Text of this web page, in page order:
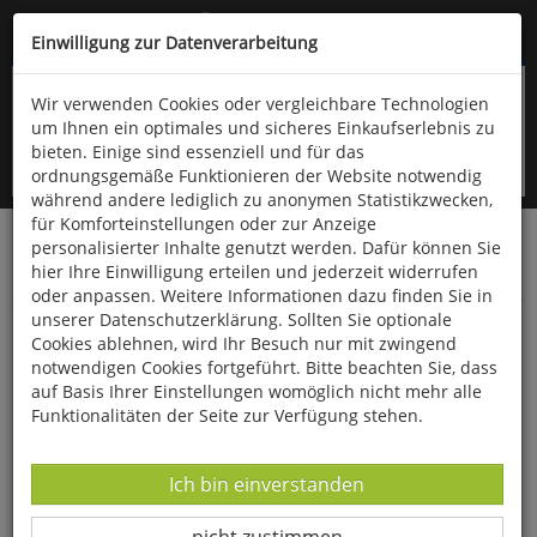
Kompletten Head der Seite überspringen
oder (06766) 9323-960
Startseite Bücher Downloads
Zeitschriften
Der Falke
Bemerkenswerte Reise eines jungen
Brachvogels
Einwilligung zur Datenverarbeitung
Wir verwenden Cookies oder vergleichbare Technologien
um Ihnen ein optimales und sicheres Einkaufserlebnis zu
bieten. Einige sind essenziell und für das
ordnungsgemäße Funktionieren der Website notwendig
während andere lediglich zu anonymen Statistikzwecken,
für Komforteinstellungen oder zur Anzeige
personalisierter Inhalte genutzt werden. Dafür können Sie
hier Ihre Einwilligung erteilen und jederzeit widerrufen
oder anpassen. Weitere Informationen dazu finden Sie in
unserer Datenschutzerklärung. Sollten Sie optionale
Cookies ablehnen, wird Ihr Besuch nur mit zwingend
notwendigen Cookies fortgeführt. Bitte beachten Sie, dass
auf Basis Ihrer Einstellungen womöglich nicht mehr alle
Funktionalitäten der Seite zur Verfügung stehen.
Datenverarbeitung -
Ich bin einverstanden